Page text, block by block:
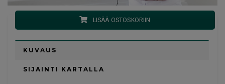
LISÄÄ OSTOSKORIIN
KUVAUS
SIJAINTI KARTALLA